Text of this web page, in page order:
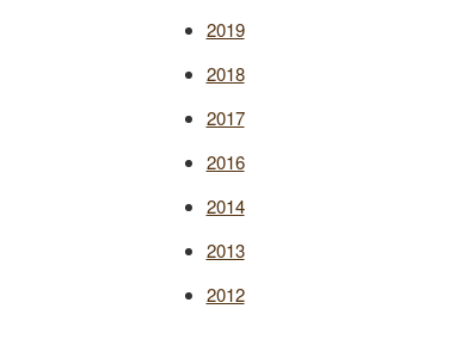
2019
2018
2017
2016
2014
2013
2012